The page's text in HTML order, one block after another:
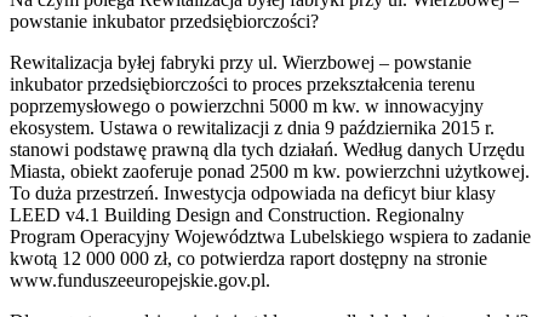
powstanie inkubator przedsiębiorczości?
Rewitalizacja byłej fabryki przy ul. Wierzbowej – powstanie
inkubator przedsiębiorczości to proces przekształcenia terenu
poprzemysłowego o powierzchni 5000 m kw. w innowacyjny
ekosystem. Ustawa o rewitalizacji z dnia 9 października 2015 r.
stanowi podstawę prawną dla tych działań. Według danych Urzędu
Miasta, obiekt zaoferuje ponad 2500 m kw. powierzchni użytkowej.
To duża przestrzeń. Inwestycja odpowiada na deficyt biur klasy
LEED v4.1 Building Design and Construction. Regionalny
Program Operacyjny Województwa Lubelskiego wspiera to zadanie
kwotą 12 000 000 zł, co potwierdza raport dostępny na stronie
www.funduszeeuropejskie.gov.pl.